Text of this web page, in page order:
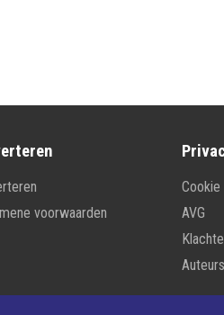
voorwaarden
Cookie
AVG